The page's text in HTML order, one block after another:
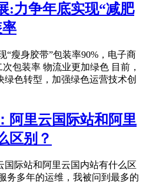
:力争年底实现“减肥
“瘦身胶带”包装率90%，电子商
包装率 物流业更加绿色 目前，
绿色转型，加强绿色运营技术创
阿里云国际站和阿里
区别？
国际站和阿里云国内站有什么区
务多年的运维，我被问到最多的